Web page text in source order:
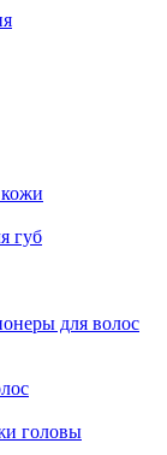
губ
для волос
головы